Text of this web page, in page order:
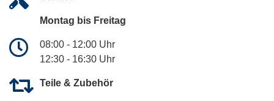
Montag bis Freitag
08:00 - 12:00 Uhr
12:30 - 16:30 Uhr
Teile & Zubehör